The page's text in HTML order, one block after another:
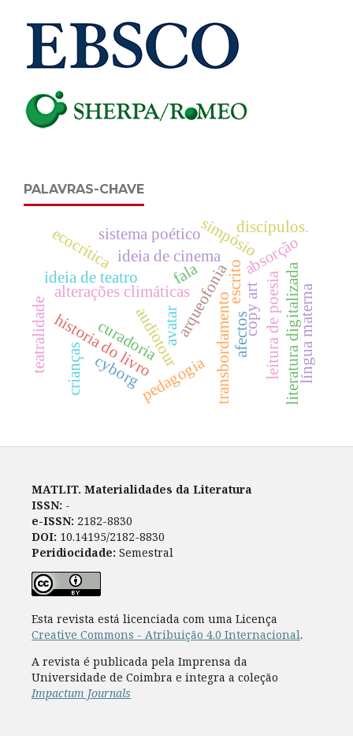
PALAVRAS-CHAVE
escrito
arqueofonia
curadoria
alterações climáticas
audiotour
ideia de teatro
ideia de cinema absorção
teatralidade transbordamento
historia do livro avatar
cyborg
copy art literatura digitalizada
crianças
ecocrítica
leitura de poesia
simpósio
pedagogia
sistema poético
língua materna
afectos
discípulos.
fala
MATLIT. Materialidades da Literatura
ISSN: -
e-ISSN: 2182-8830
DOI: 10.14195/2182-8830
Peridiocidade: Semestral
Esta revista está licenciada com uma Licença
Creative Commons - Atribuição 4.0 Internacional.
A revista é publicada pela Imprensa da
Universidade de Coimbra e integra a coleção
Impactum Journals